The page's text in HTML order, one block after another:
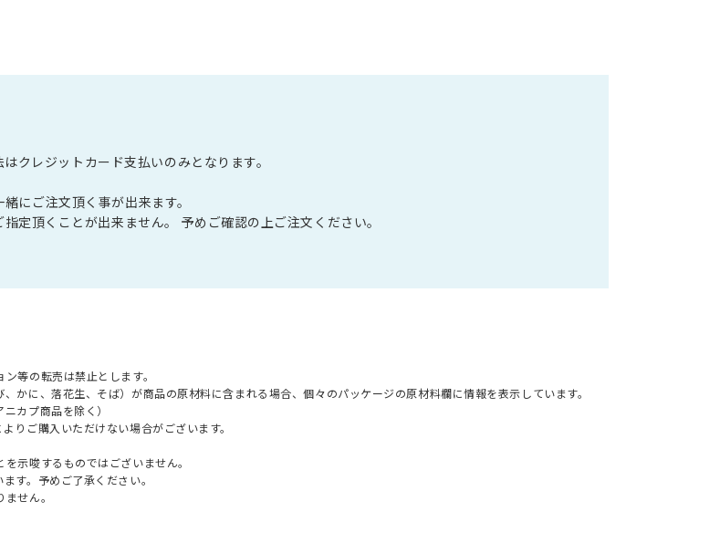
クレジットカード支払いのみとなります。
にご注文頂く事が出来ます。
定頂くことが出来ません。 予めご確認の上ご注文ください。
等の転売は禁止とします。
に、落花生、そば）が商品の原材料に含まれる場合、個々のパッケージの原材料欄に情報を表示しています。
カプ商品を除く）
りご購入いただけない場合がございます。
示唆するものではございません。
す。予めご了承ください。
せん。